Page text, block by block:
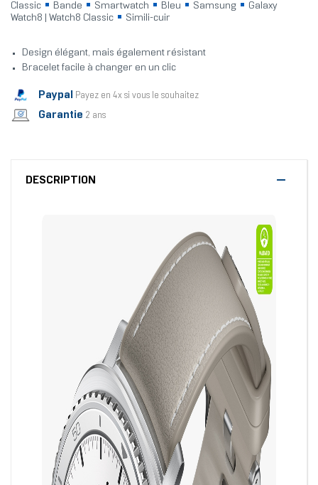
Classic
Bande Smartwatch Bleu Samsung
Galaxy
Watch8 | Watch8 Classic
Simili-cuir
Design élégant, mais également résistant
Bracelet facile à changer en un clic
Paypal Payez en 4x si vous le souhaitez
Garantie 2 ans
DESCRIPTION